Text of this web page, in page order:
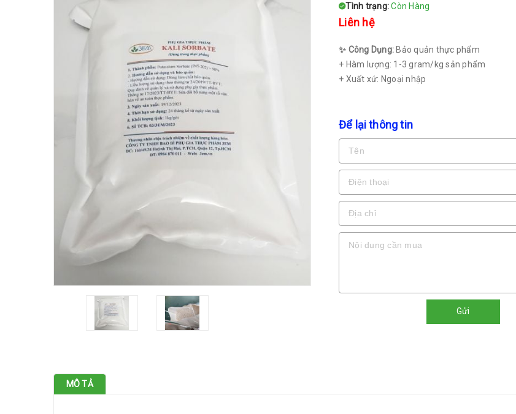
Tình trạng:Còn Hàng
Liên hệ
✨ Công Dụng: Bảo quản thực phẩm
+ Hàm lượng: 1-3 gram/kg sản phẩm
+ Xuất xứ: Ngoại nhập
Để lại thông tin
Gửi
MÔ TẢ